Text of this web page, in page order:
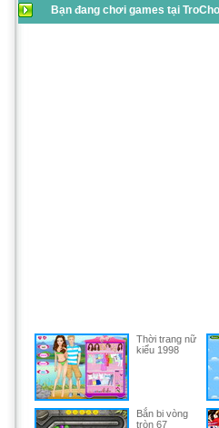
Bạn đang chơi games tại
Thời trang nữ
kiểu 1998
Bắn bi vòng
tròn 67